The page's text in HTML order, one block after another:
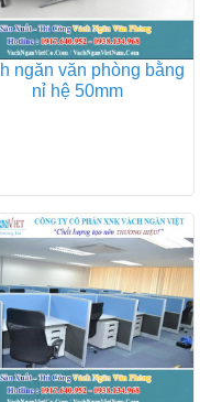
ngăn văn phòng bằng
nỉ hệ 50mm